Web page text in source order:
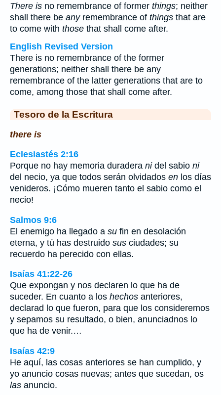
There is no remembrance of former things; neither
shall there be anyremembrance of things that are
to come with those that shall come after.
English Revised Version
There is no remembrance of the former
generations; neither shall there be any
remembrance of the latter generations that are to
come, among those that shall come after.
Tesoro de la Escritura
there is
Eclesiastés 2:16
Porque no hay memoria duradera nidel sabio ni
del necio, ya que todos serán olvidados en los días
venideros. ¡Cómo mueren tanto el sabio como el
necio!
Salmos 9:6
El enemigo ha llegado a su fin en desolación
eterna, y tú has destruido sus ciudades; su
recuerdo ha perecido con ellas.
Isaías 41:22-26
Que expongan y nos declaren lo que ha de
suceder. En cuanto a los hechos anteriores,
declarad lo que fueron, para que los consideremos
y sepamos su resultado, o bien, anunciadnos lo
que ha de venir.…
Isaías 42:9
He aquí, las cosas anteriores se han cumplido, y
yo anuncio cosas nuevas; antes que sucedan, os
las anuncio.